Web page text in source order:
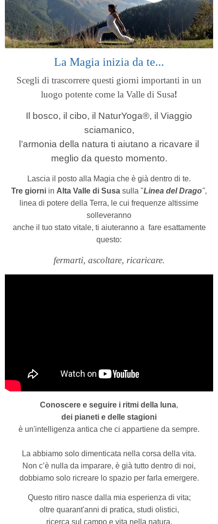
La Magia inizia da te...
Scegli di trascorrere questi giorni importanti in un
luogo potente come la Valle di Susa!
Il bosco, il cibo, il NaturYoga®, il Viaggio
sciamanico,
l’armonia della natura ti aiutano a ricavare il
meglio da questo momento.
Lascia il posto alla Magia che è già dentro di te.
Tre giorni in Alta Valle di Susa sulla "Linea del Drago",
linea di potere della Terra, le cui frequenze altissime
solleveranno
anche il tuo stato vitale, ti aiuteranno a fare esattamente
questo:
fermarti, ascoltare, ricaricare.
Conoscere e seguire i ritmi della luna,
dei pianeti e delle stagioni
è un'intelligenza antica che ci appartiene da sempre.
La abbiamo solo dimenticata nella corsa della vita.
Non c’è nulla da imparare, è già tutto dentro di noi,
dobbiamo solo ricreare lo spazio per farla emergere.
Questo ritiro nasce dalla mia esperienza di vita;
oltre quarant'anni di pratica, studi olistici,
ricerca sul campo e vita nella natura.